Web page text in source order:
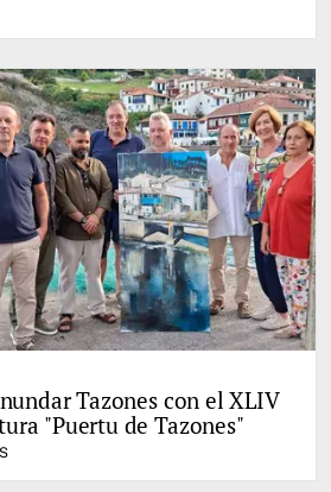
Tazones con el XLIV
"Puertu de Tazones"